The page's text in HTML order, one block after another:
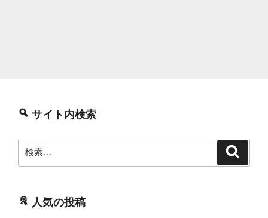
サイト内検索
索:
人気の投稿